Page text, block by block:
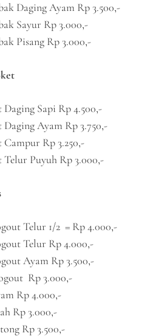
Daging Ayam Rp 3.500,-
Sayur Rp 3.000,-
Pisang Rp 3.000,-
Sapi Rp 4.500,-
Ayam Rp 3.750,-
Rp 3.250,-
Telur Puyuh Rp 3.000,-
Telur 1/2 = Rp 4.000,-
Telur Rp 4.000,-
Ayam Rp 3.500,-
Rp 3.000,-
Rp 4.000,-
Rp 3.000,-
Rp 3.500,-